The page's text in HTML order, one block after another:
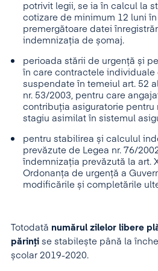
potrivit legii, se ia în calcul la
cotizare de minimum 12 luni
premergătoare datei
indemnizația de șomaj.
perioada stării de urgență și
în care contractele individuale
suspendate în temeiul art. 52
nr. 53/2003, pentru care
contribuția asiguratorie pentru
stagiu asimilat în sistemul
pentru stabilirea și calculul
prevăzute de Legea nr. 76/
îndemnizația prevăzută la art.
Ordonanța de urgență a
modificările și completările
Totodată numărul zilelor libere
părinți se stabilește până la
școlar 2019-2020.